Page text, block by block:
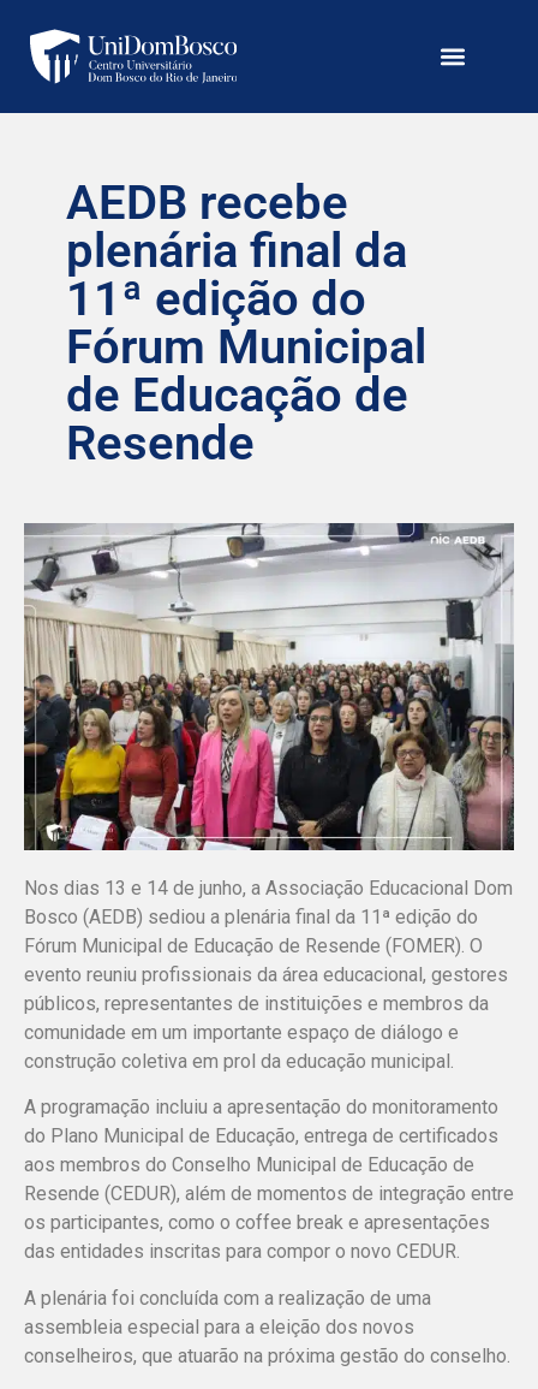
AEDB recebe
plenária final da
11ª edição do
Fórum Municipal
de Educação de
Resende
Nos dias 13 e 14 de junho, a Associação Educacional Dom
Bosco (AEDB) sediou a plenária final da 11ª edição do
Fórum Municipal de Educação de Resende (FOMER). O
evento reuniu profissionais da área educacional, gestores
públicos, representantes de instituições e membros da
comunidade em um importante espaço de diálogo e
construção coletiva em prol da educação municipal.
A programação incluiu a apresentação do monitoramento
do Plano Municipal de Educação, entrega de certificados
aos membros do Conselho Municipal de Educação de
Resende (CEDUR), além de momentos de integração entre
os participantes, como o coffee break e apresentações
das entidades inscritas para compor o novo CEDUR.
A plenária foi concluída com a realização de uma
assembleia especial para a eleição dos novos
conselheiros, que atuarão na próxima gestão do conselho.